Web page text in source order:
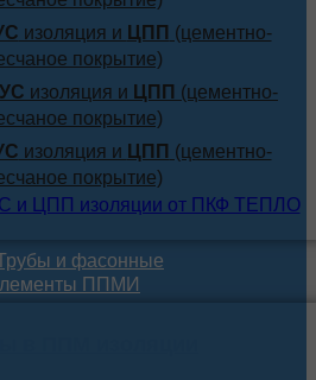
изоляция и ЦПП (цементно-
покрытие)
изоляция и ЦПП (цементно-
покрытие)
изоляция и ЦПП (цементно-
покрытие)
и фасонные
ППМИ